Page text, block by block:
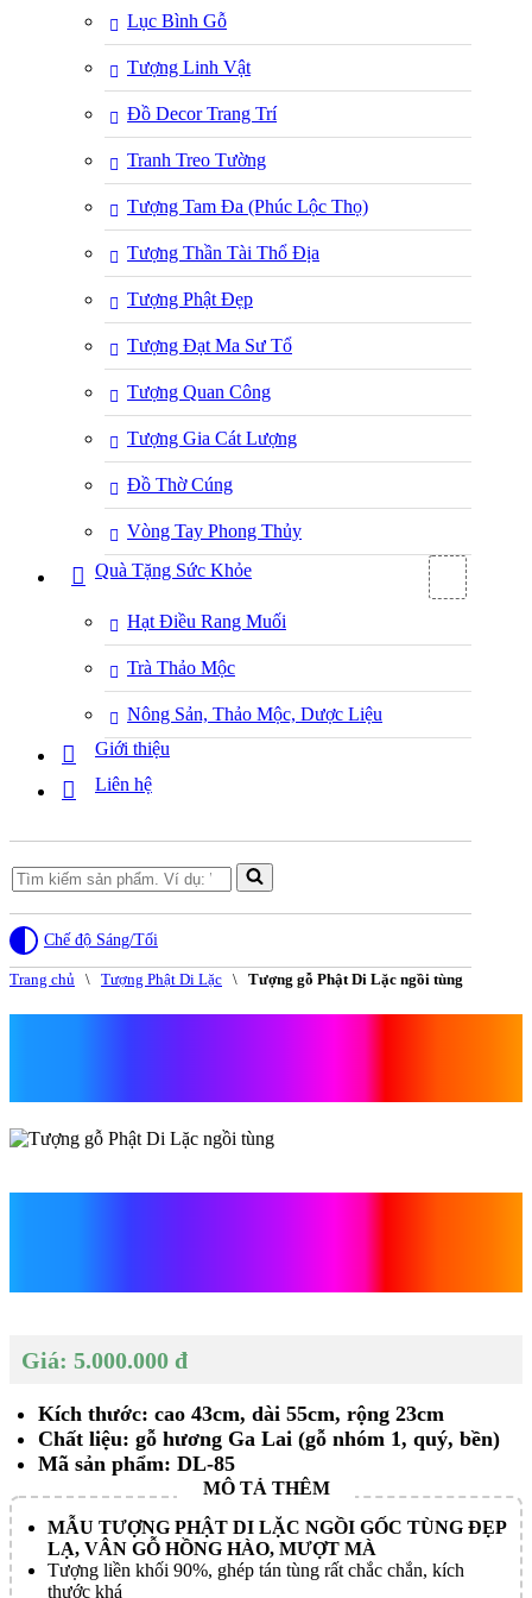
Lục Bình Gỗ
Tượng Linh Vật
Đồ Decor Trang Trí
Tranh Treo Tường
Tượng Tam Đa (Phúc Lộc Thọ)
Tượng Thần Tài Thổ Địa
Tượng Phật Đẹp
Tượng Đạt Ma Sư Tổ
Tượng Quan Công
Tượng Gia Cát Lượng
Đồ Thờ Cúng
Vòng Tay Phong Thủy
Quà Tặng Sức Khỏe
Hạt Điều Rang Muối
Trà Thảo Mộc
Nông Sản, Thảo Mộc, Dược Liệu
Giới thiệu
Liên hệ
Search
for...
Chế độ Sáng/Tối
Trang chủ \ Tượng Phật Di Lặc \ Tượng gỗ Phật Di Lặc ngồi tùng
Giá: 5.000.000 đ
Kích thước: cao 43cm, dài 55cm, rộng 23cm
Chất liệu: gỗ hương Ga Lai (gỗ nhóm 1, quý, bền)
Mã sản phẩm: DL-85
MẪU TƯỢNG PHẬT DI LẶC NGỒI GỐC TÙNG ĐẸP
LẠ, VÂN GỖ HỒNG HÀO, MƯỢT MÀ
Tượng liền khối 90%, ghép tán tùng rất chắc chắn, kích
thước khá